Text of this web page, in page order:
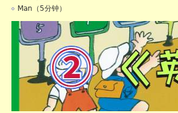
Man（5分钟）